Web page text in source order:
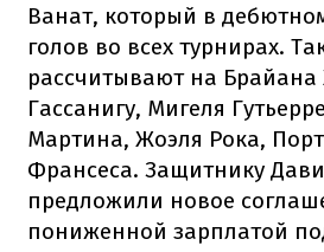
Ванат, который в
голов во всех турнирах.
рассчитывают на Брайана
Гассанигу, Мигеля
Мартина, Жоэля Рока,
Франсеса. Защитнику
предложили новое
пониженной зарплатой